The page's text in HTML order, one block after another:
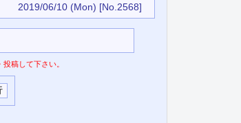
2019/06/10 (Mon) [No.2568]
稿して下さい。